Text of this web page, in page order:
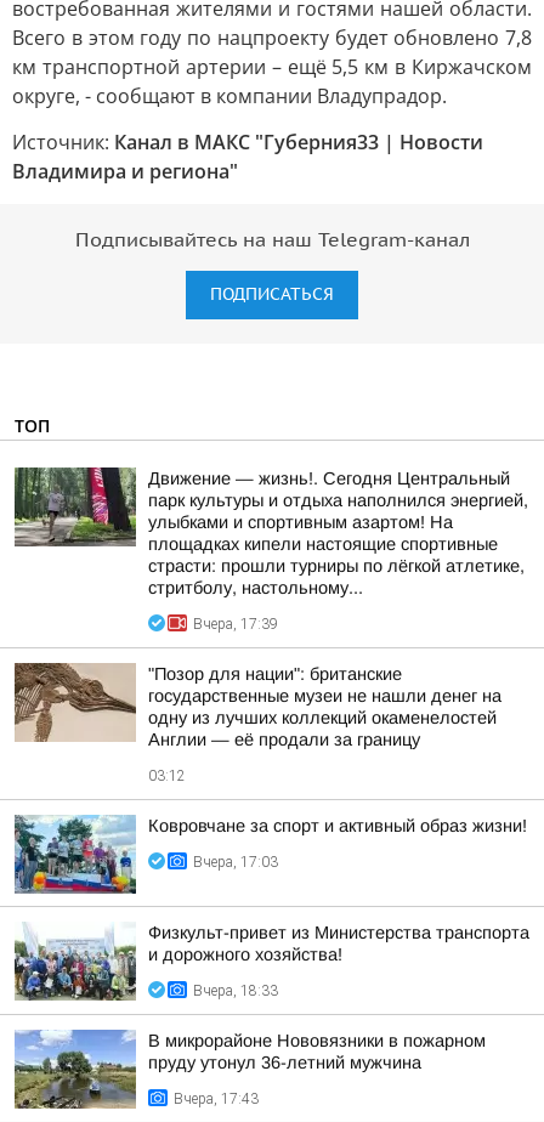
востребованная жителями и гостями нашей области.
Всего в этом году по нацпроекту будет обновлено 7,8
км транспортной артерии – ещё 5,5 км в Киржачском
округе, - сообщают в компании Владупрадор.
Источник: Канал в МАКС "Губерния33 | Новости
Владимира и региона"
Подписывайтесь на наш Telegram-канал
ПОДПИСАТЬСЯ
ТОП
Движение — жизнь!. Сегодня Центральный
парк культуры и отдыха наполнился энергией,
улыбками и спортивным азартом! На
площадках кипели настоящие спортивные
страсти: прошли турниры по лёгкой атлетике,
стритболу, настольному...
Вчера, 17:39
"Позор для нации": британские
государственные музеи не нашли денег на
одну из лучших коллекций окаменелостей
Англии — её продали за границу
03:12
Ковровчане за спорт и активный образ жизни!
Вчера, 17:03
Физкульт-привет из Министерства транспорта
и дорожного хозяйства!
Вчера, 18:33
В микрорайоне Нововязники в пожарном
пруду утонул 36-летний мужчина
Вчера, 17:43